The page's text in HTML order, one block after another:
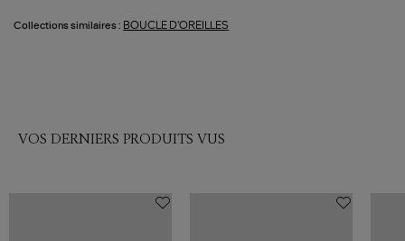
Collections similaires : BOUCLE D'OREILLES
VOS DERNIERS PRODUITS VUS